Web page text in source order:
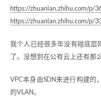
https://zhuanlan.zhihu.com/p/
https://zhuanlan.zhihu.com/p/
我个人已经很多年没有碰底层
了。没想到在公有云上还有那
VPC本身由SDN来进行构建的
的VLAN。